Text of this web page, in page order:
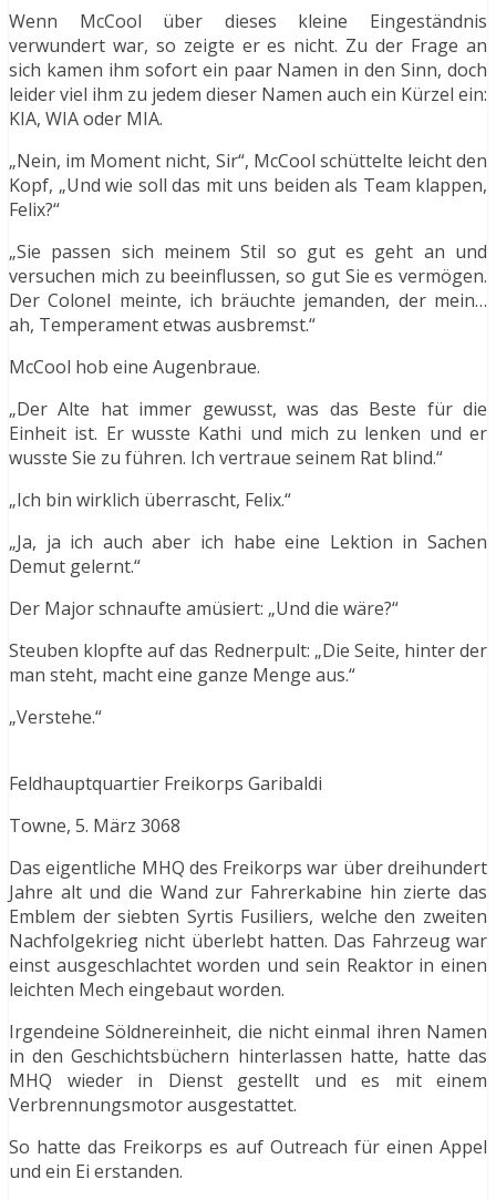
Wenn McCool über dieses kleine Eingeständnis
verwundert war, so zeigte er es nicht. Zu der Frage an
sich kamen ihm sofort ein paar Namen in den Sinn, doch
leider viel ihm zu jedem dieser Namen auch ein Kürzel ein:
KIA, WIA oder MIA.
„Nein, im Moment nicht, Sir“, McCool schüttelte leicht den
Kopf, „Und wie soll das mit uns beiden als Team klappen,
Felix?“
„Sie passen sich meinem Stil so gut es geht an und
versuchen mich zu beeinflussen, so gut Sie es vermögen.
Der Colonel meinte, ich bräuchte jemanden, der mein…
ah, Temperament etwas ausbremst.“
McCool hob eine Augenbraue.
„Der Alte hat immer gewusst, was das Beste für die
Einheit ist. Er wusste Kathi und mich zu lenken und er
wusste Sie zu führen. Ich vertraue seinem Rat blind.“
„Ich bin wirklich überrascht, Felix.“
„Ja, ja ich auch aber ich habe eine Lektion in Sachen
Demut gelernt.“
Der Major schnaufte amüsiert: „Und die wäre?“
Steuben klopfte auf das Rednerpult: „Die Seite, hinter der
man steht, macht eine ganze Menge aus.“
„Verstehe.“
Feldhauptquartier Freikorps Garibaldi
Towne, 5. März 3068
Das eigentliche MHQ des Freikorps war über dreihundert
Jahre alt und die Wand zur Fahrerkabine hin zierte das
Emblem der siebten Syrtis Fusiliers, welche den zweiten
Nachfolgekrieg nicht überlebt hatten. Das Fahrzeug war
einst ausgeschlachtet worden und sein Reaktor in einen
leichten Mech eingebaut worden.
Irgendeine Söldnereinheit, die nicht einmal ihren Namen
in den Geschichtsbüchern hinterlassen hatte, hatte das
MHQ wieder in Dienst gestellt und es mit einem
Verbrennungsmotor ausgestattet.
So hatte das Freikorps es auf Outreach für einen Appel
und ein Ei erstanden.